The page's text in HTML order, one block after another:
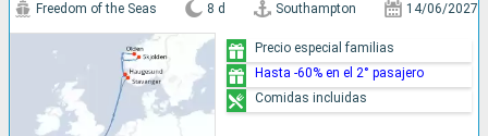
Freedom of the Seas 8 d Southampton 14/06/2027
Precio especial familias
Hasta -60% en el 2° pasajero
Comidas incluidas